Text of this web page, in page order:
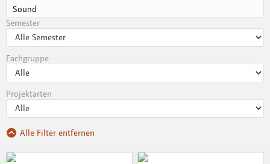
Semester
Fachgruppe
Projektarten
Alle Filter entfernen